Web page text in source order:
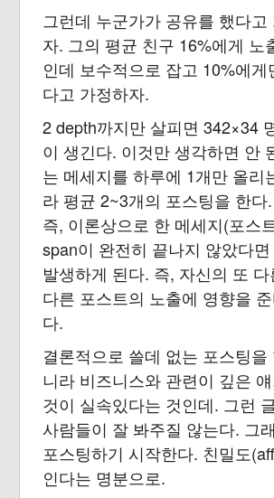
그런데 누군가가 공유를 했다고
자. 그의 평균 친구 16%에게 노
인데 보수적으로 잡고 10%에게
다고 가정하자.
2 depth까지만 살피면 342×34
이 생긴다. 이것만 생각하면 안
는 메세지를 하루에 1개만 올리
라 평균 2~3개의 포스팅을 한다.
즉, 이론상으로 한 메세지(포스
span이 완전히 끝나지 않았다
발생하게 된다. 즉, 자신의 또
다른 포스트의 노출에 영향을
다.
결론적으로 쓸데 없는 포스팅을
니라 비즈니스와 관련이 깊은
것이 실속있다는 것인데. 그런
사람들이 잘 봐주질 않는다. 그
포스팅하기 시작한다. 친밀도
인다는 명분으로.